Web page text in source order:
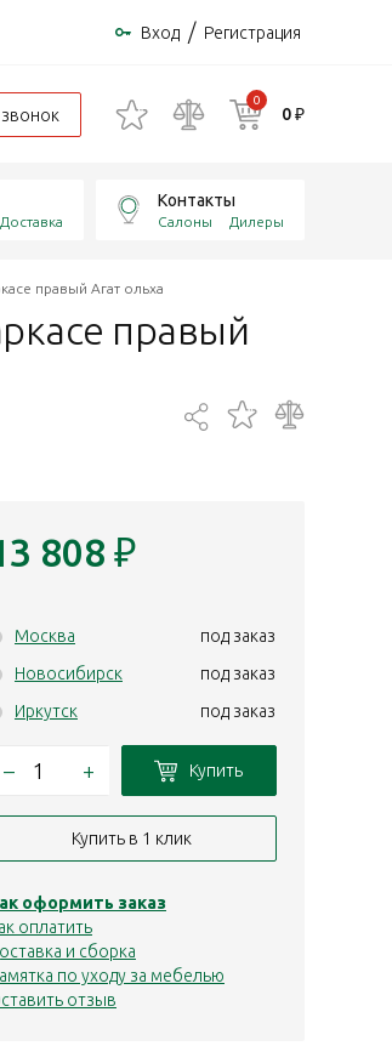
Вход / Регистрация
звонок
0
0 ₽
Доставка
Контакты
Салоны Дилеры
правый Агат ольха
правый
808 ₽
Москва
под заказ
Новосибирск
под заказ
Иркутск
под заказ
– + Купить
Купить в 1 клик
оформить заказ
оплатить
и сборка
по уходу за мебелью
отзыв